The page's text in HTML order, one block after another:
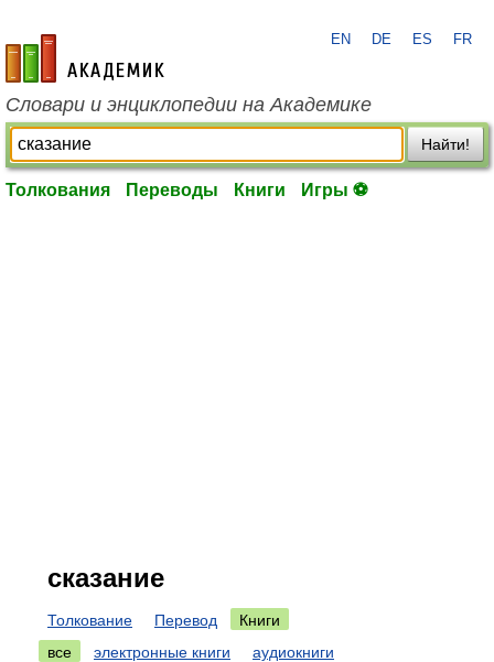
academic.ru
EN DE ES FR
Словари и энциклопедии на Академике
Найти!
Толкования Переводы Книги Игры ⚽
сказание
Толкование Перевод
Книги
все
электронные книги аудиокниги